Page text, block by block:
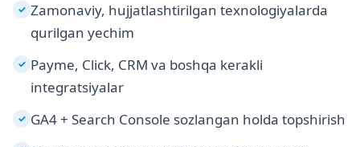
✓ Zamonaviy, hujjatlashtirilgan texnologiyalarda
qurilgan yechim
✓ Payme, Click, CRM va boshqa kerakli
integratsiyalar
✓ GA4 + Search Console sozlangan holda topshirish